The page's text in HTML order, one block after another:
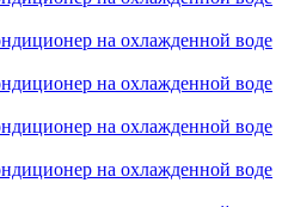
на охлажденной воде
на охлажденной воде
на охлажденной воде
на охлажденной воде